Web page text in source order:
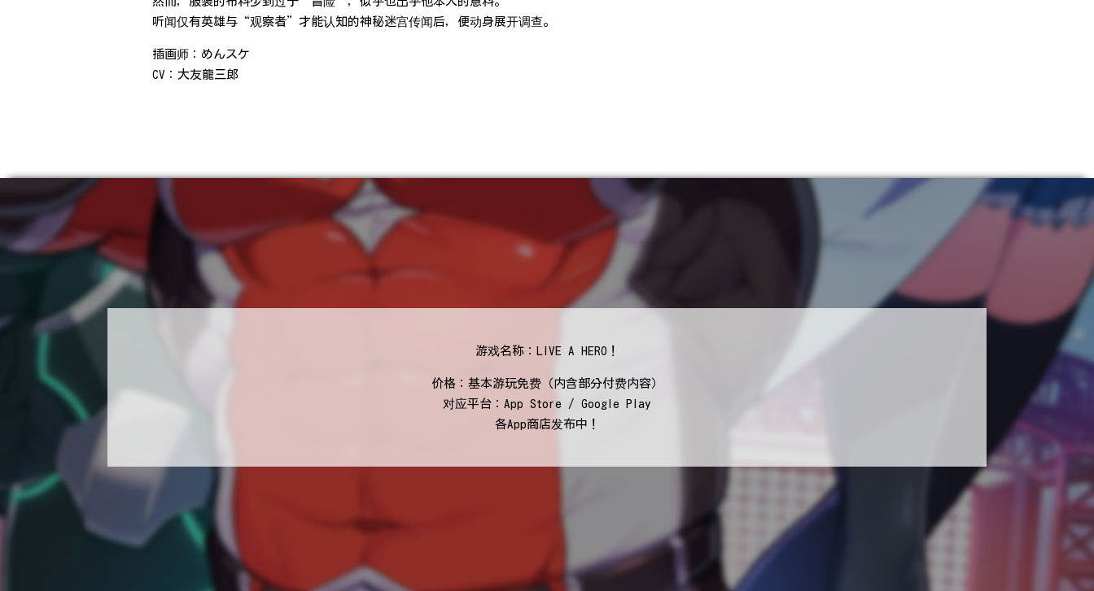
听闻仅有英雄与“观察者”才能认知的神秘迷宫传闻后，便动身展开调查。
插画师：めんスケ
CV：大友龍三郎
游戏名称：LIVE A HERO！
价格：基本游玩免费（内含部分付费内容）
对应平台：App Store / Google Play
各App商店发布中！